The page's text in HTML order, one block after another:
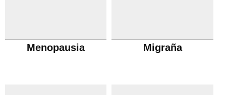
Menopausia Migraña